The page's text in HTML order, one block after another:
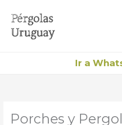
contenido
Ir a
Porches y